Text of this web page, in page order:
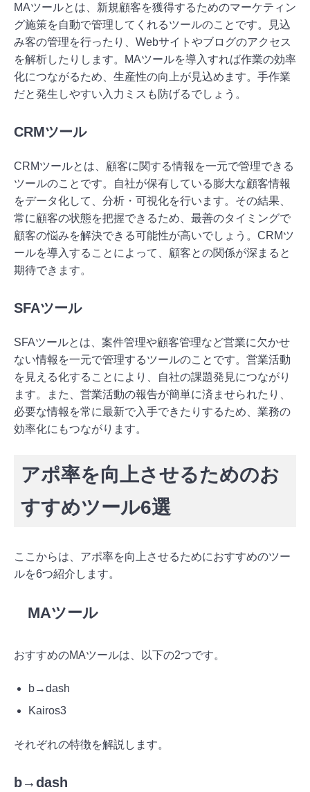
MAツールとは、新規顧客を獲得するためのマーケティン
グ施策を自動で管理してくれるツールのことです。見込
み客の管理を行ったり、Webサイトやブログのアクセス
を解析したりします。MAツールを導入すれば作業の効率
化につながるため、生産性の向上が見込めます。手作業
だと発生しやすい入力ミスも防げるでしょう。
CRMツール
CRMツールとは、顧客に関する情報を一元で管理できる
ツールのことです。自社が保有している膨大な顧客情報
をデータ化して、分析・可視化を行います。その結果、
常に顧客の状態を把握できるため、最善のタイミングで
顧客の悩みを解決できる可能性が高いでしょう。CRMツ
ールを導入することによって、顧客との関係が深まると
期待できます。
SFAツール
SFAツールとは、案件管理や顧客管理など営業に欠かせ
ない情報を一元で管理するツールのことです。営業活動
を見える化することにより、自社の課題発見につながり
ます。また、営業活動の報告が簡単に済ませられたり、
必要な情報を常に最新で入手できたりするため、業務の
効率化にもつながります。
アポ率を向上させるためのお
すすめツール6選
ここからは、アポ率を向上させるためにおすすめのツー
ルを6つ紹介します。
MAツール
おすすめのMAツールは、以下の2つです。
b→dash
Kairos3
それぞれの特徴を解説します。
b→dash